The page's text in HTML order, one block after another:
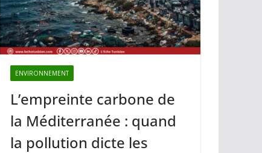
ENVIRONNEMENT
L’empreinte carbone de
la Méditerranée : quand
la pollution dicte les